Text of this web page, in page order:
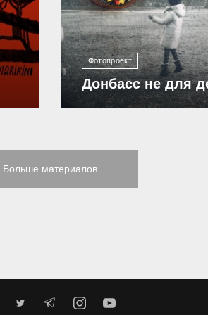
Фотопроект
Донбасс не для
Больше материалов